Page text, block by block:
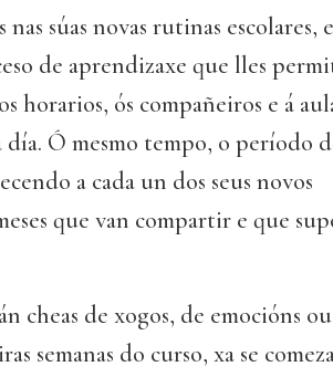
súas novas rutinas escolares,
de aprendizaxe que lles
horarios, ós compañeiros e á
día. Ó mesmo tempo, o período
a cada un dos seus novos
que van compartir e que
cheas de xogos, de emocións
semanas do curso, xa se